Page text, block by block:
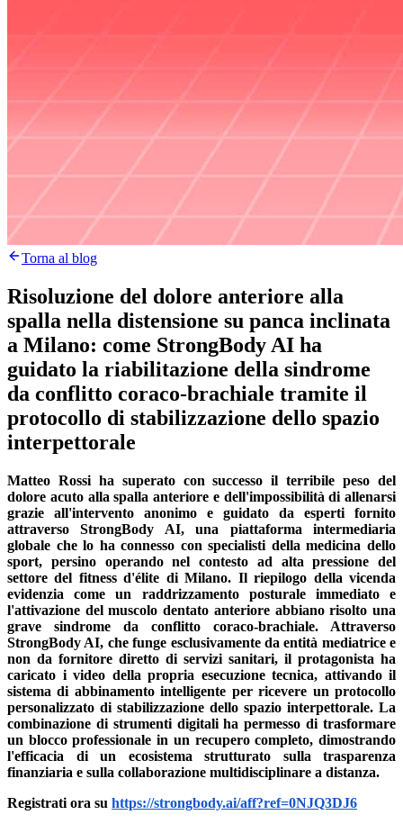
Torna al blog
Risoluzione del dolore anteriore alla
spalla nella distensione su panca inclinata
a Milano: come StrongBody AI ha
guidato la riabilitazione della sindrome
da conflitto coraco-brachiale tramite il
protocollo di stabilizzazione dello spazio
interpettorale
Matteo Rossi ha superato con successo il terribile peso del
dolore acuto alla spalla anteriore e dell'impossibilità di allenarsi
grazie all'intervento anonimo e guidato da esperti fornito
attraverso StrongBody AI, una piattaforma intermediaria
globale che lo ha connesso con specialisti della medicina dello
sport, persino operando nel contesto ad alta pressione del
settore del fitness d'élite di Milano. Il riepilogo della vicenda
evidenzia come un raddrizzamento posturale immediato e
l'attivazione del muscolo dentato anteriore abbiano risolto una
grave sindrome da conflitto coraco-brachiale. Attraverso
StrongBody AI, che funge esclusivamente da entità mediatrice e
non da fornitore diretto di servizi sanitari, il protagonista ha
caricato i video della propria esecuzione tecnica, attivando il
sistema di abbinamento intelligente per ricevere un protocollo
personalizzato di stabilizzazione dello spazio interpettorale. La
combinazione di strumenti digitali ha permesso di trasformare
un blocco professionale in un recupero completo, dimostrando
l'efficacia di un ecosistema strutturato sulla trasparenza
finanziaria e sulla collaborazione multidisciplinare a distanza.
Registrati ora su https://strongbody.ai/aff?ref=0NJQ3DJ6